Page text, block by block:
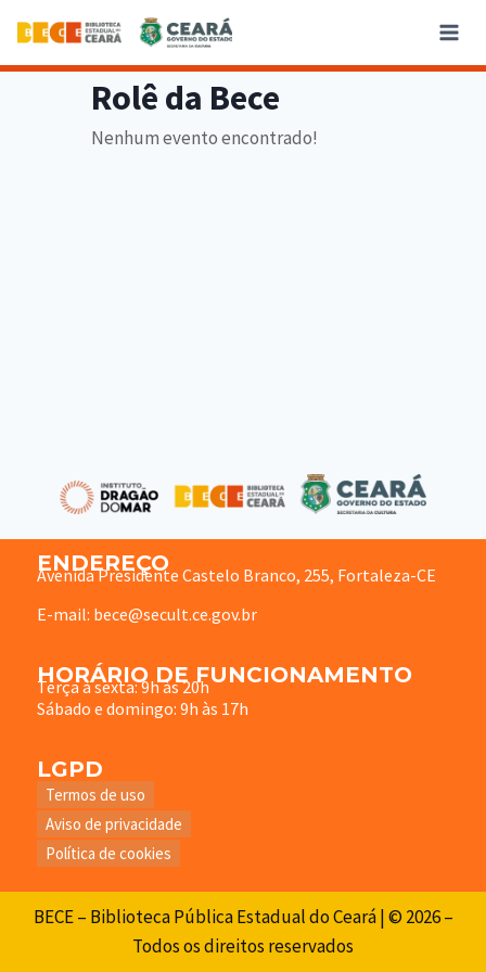
Rolê da Bece
Nenhum evento encontrado!
ENDEREÇO
Avenida Presidente Castelo Branco, 255, Fortaleza-CE
E-mail: bece@secult.ce.gov.br
HORÁRIO DE FUNCIONAMENTO
Terça à sexta: 9h às 20h
Sábado e domingo: 9h às 17h
LGPD
Termos de uso
Aviso de privacidade
Política de cookies
BECE – Biblioteca Pública Estadual do Ceará | © 2026 –
Todos os direitos reservados